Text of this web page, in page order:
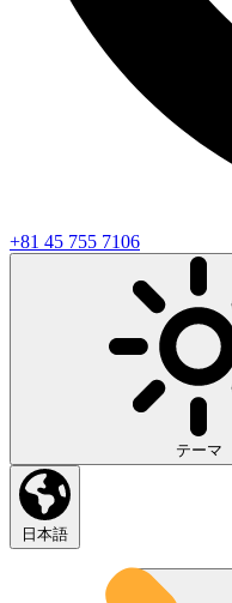
+81 45 755 7106
テーマ
日本語